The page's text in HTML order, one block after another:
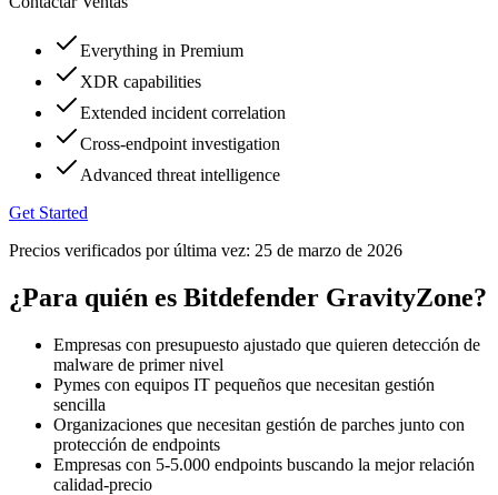
Everything in Premium
XDR capabilities
Extended incident correlation
Cross-endpoint investigation
Advanced threat intelligence
Get Started
Precios verificados por última vez: 25 de marzo de 2026
¿Para quién es Bitdefender GravityZone?
Empresas con presupuesto ajustado que quieren detección de
malware de primer nivel
Pymes con equipos IT pequeños que necesitan gestión
sencilla
Organizaciones que necesitan gestión de parches junto con
protección de endpoints
Empresas con 5-5.000 endpoints buscando la mejor relación
calidad-precio